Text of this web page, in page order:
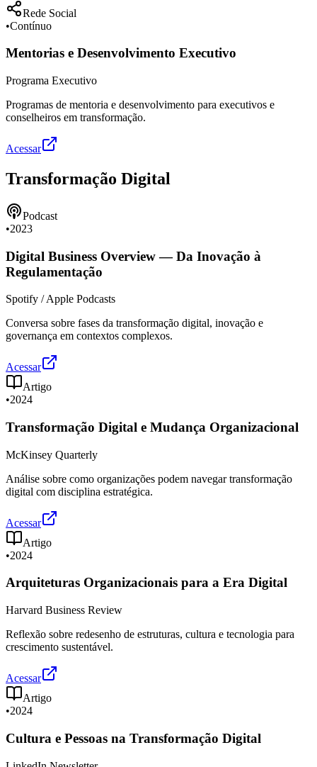
Rede Social
•Contínuo
Mentorias e Desenvolvimento Executivo
Programa Executivo
Programas de mentoria e desenvolvimento para executivos e
conselheiros em transformação.
Acessar
Transformação Digital
Podcast
•2023
Digital Business Overview — Da Inovação à
Regulamentação
Spotify / Apple Podcasts
Conversa sobre fases da transformação digital, inovação e
governança em contextos complexos.
Acessar
Artigo
•2024
Transformação Digital e Mudança Organizacional
McKinsey Quarterly
Análise sobre como organizações podem navegar transformação
digital com disciplina estratégica.
Acessar
Artigo
•2024
Arquiteturas Organizacionais para a Era Digital
Harvard Business Review
Reflexão sobre redesenho de estruturas, cultura e tecnologia para
crescimento sustentável.
Acessar
Artigo
•2024
Cultura e Pessoas na Transformação Digital